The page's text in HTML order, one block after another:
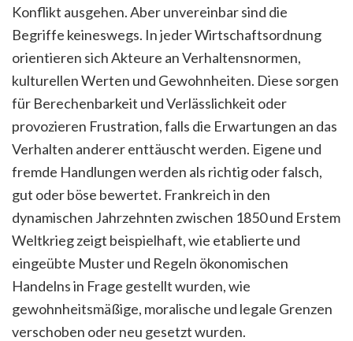
Konflikt ausgehen. Aber unvereinbar sind die
Begriffe keineswegs. In jeder Wirtschaftsordnung
orientieren sich Akteure an Verhaltensnormen,
kulturellen Werten und Gewohnheiten. Diese sorgen
für Berechenbarkeit und Verlässlichkeit oder
provozieren Frustration, falls die Erwartungen an das
Verhalten anderer enttäuscht werden. Eigene und
fremde Handlungen werden als richtig oder falsch,
gut oder böse bewertet. Frankreich in den
dynamischen Jahrzehnten zwischen 1850 und Erstem
Weltkrieg zeigt beispielhaft, wie etablierte und
eingeübte Muster und Regeln ökonomischen
Handelns in Frage gestellt wurden, wie
gewohnheitsmäßige, moralische und legale Grenzen
verschoben oder neu gesetzt wurden.